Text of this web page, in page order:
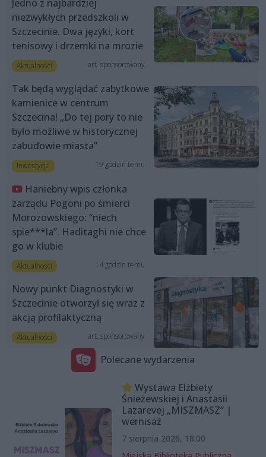
Jedno z najbardziej
niezwykłych przedszkoli w
Szczecinie. Dwa języki, kort
tenisowy i drzemki na mrozie
Aktualności art. sponsorowany
Tak będą wyglądać zabytkowe
kamienice w centrum
Szczecina! „Do tej pory to nie
było możliwe w historycznej
zabudowie miasta”
Inwestycje 19 godzin temu
Haniebny wpis członka
zarządu Pogoni po śmierci
Morozowskiego: “niech
spie***la”. Haditaghi nie chce
go w klubie
Aktualności 14 godzin temu
Nowy punkt Diagnostyki w
Szczecinie otworzył się wraz z
akcją profilaktyczną
Aktualności art. sponsorowany
Polecane wydarzenia
Wystawa Elżbiety
Śnieżewskiej i Anastasii
Lazarevej „MISZMASZ” |
wernisaż
7 sierpnia 2026, 18:00